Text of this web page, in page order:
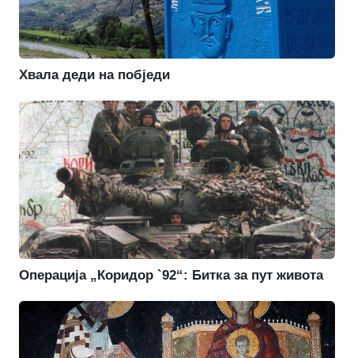
Хвала деди на побједи
Операција „Коридор `92“: Битка за пут живота